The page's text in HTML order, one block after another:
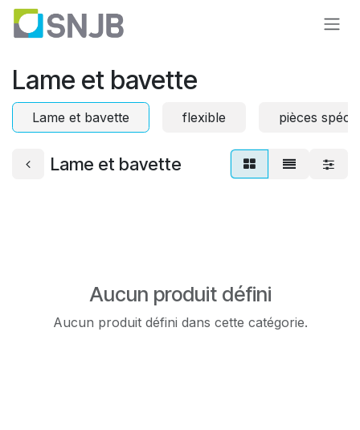
Se rendre au contenu
Lame et bavette
Lame et bavette flexible pièces
Lame et bavette
Aucun produit défini
Aucun produit défini dans cette catégorie.